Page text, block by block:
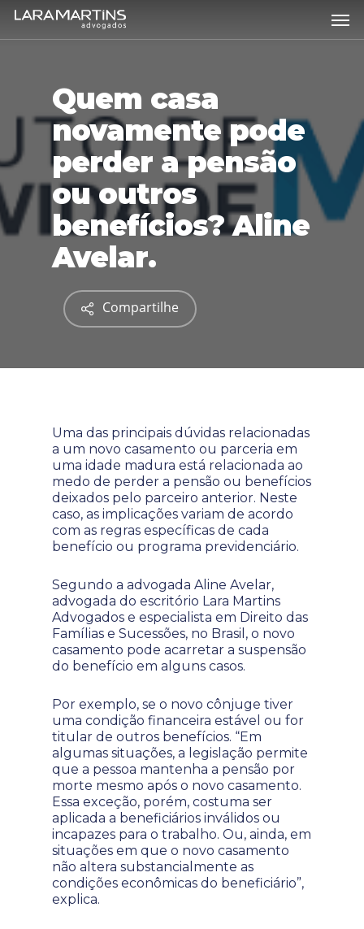
Skip
main
Quem casa
novamente pode
perder a pensão
ou outros
benefícios? Aline
Avelar.
Compartilhe
Uma das principais dúvidas relacionadas
a um novo casamento ou parceria em
uma idade madura está relacionada ao
medo de perder a pensão ou benefícios
deixados pelo parceiro anterior. Neste
caso, as implicações variam de acordo
com as regras específicas de cada
benefício ou programa previdenciário.
Segundo a advogada Aline Avelar,
advogada do escritório Lara Martins
Advogados e especialista em Direito das
Famílias e Sucessões, no Brasil, o novo
casamento pode acarretar a suspensão
do benefício em alguns casos.
Por exemplo, se o novo cônjuge tiver
uma condição financeira estável ou for
titular de outros benefícios. “Em
algumas situações, a legislação permite
que a pessoa mantenha a pensão por
morte mesmo após o novo casamento.
Essa exceção, porém, costuma ser
aplicada a beneficiários inválidos ou
incapazes para o trabalho. Ou, ainda, em
situações em que o novo casamento
não altera substancialmente as
condições econômicas do beneficiário”,
explica.